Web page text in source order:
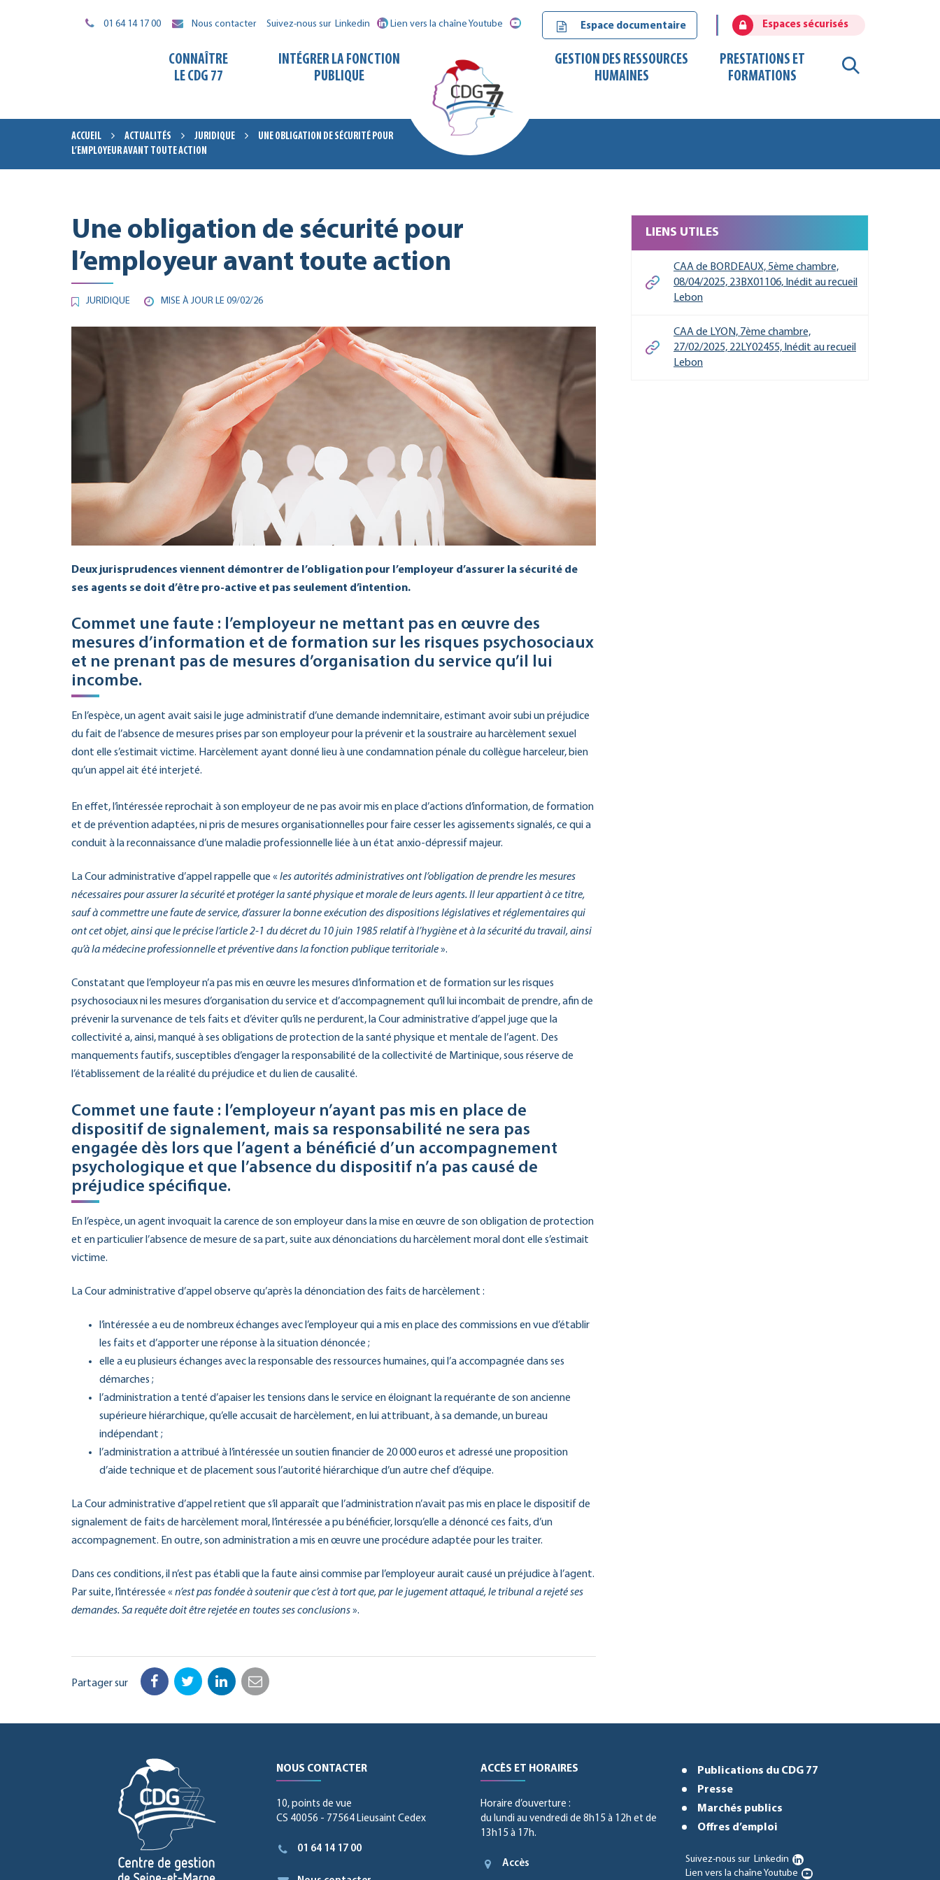
01 64 14 17 00 Nous contacter Suivez-nous sur Linkedin Lien vers la chaîne Youtube Espace documentaire Espaces sécurisés
CDG
77
CONNAÎTRE
LE CDG 77
INTÉGRER LA FONCTION
PUBLIQUE
GESTION DES RESSOURCES
HUMAINES
PRESTATIONS ET
FORMATIONS
ACCUEIL ACTUALITÉS JURIDIQUE
UNE OBLIGATION DE SÉCURITÉ POUR
L’EMPLOYEUR AVANT TOUTE ACTION
Une obligation de sécurité pour
l’employeur avant toute action
JURIDIQUE MISE À JOUR LE 09/02/26
Deux jurisprudences viennent démontrer de l’obligation pour l’employeur d’assurer la sécurité de
ses agents se doit d’être pro-active et pas seulement d’intention.
Commet une faute : l’employeur ne mettant pas en œuvre des
mesures d’information et de formation sur les risques psychosociaux
et ne prenant pas de mesures d’organisation du service qu’il lui
incombe.
En l’espèce, un agent avait saisi le juge administratif d’une demande indemnitaire, estimant avoir subi un préjudice
du fait de l’absence de mesures prises par son employeur pour la prévenir et la soustraire au harcèlement sexuel
dont elle s’estimait victime. Harcèlement ayant donné lieu à une condamnation pénale du collègue harceleur, bien
qu’un appel ait été interjeté.
En effet, l’intéressée reprochait à son employeur de ne pas avoir mis en place d’actions d’information, de formation
et de prévention adaptées, ni pris de mesures organisationnelles pour faire cesser les agissements signalés, ce qui a
conduit à la reconnaissance d’une maladie professionnelle liée à un état anxio-dépressif majeur.
La Cour administrative d’appel rappelle que « les autorités administratives ont l’obligation de prendre les mesures
nécessaires pour assurer la sécurité et protéger la santé physique et morale de leurs agents. Il leur appartient à ce titre,
sauf à commettre une faute de service, d’assurer la bonne exécution des dispositions législatives et réglementaires qui
ont cet objet, ainsi que le précise l’article 2-1 du décret du 10 juin 1985 relatif à l’hygiène et à la sécurité du travail, ainsi
qu’à la médecine professionnelle et préventive dans la fonction publique territoriale».
Constatant que l’employeur n’a pas mis en œuvre les mesures d’information et de formation sur les risques
psychosociaux ni les mesures d’organisation du service et d’accompagnement qu’il lui incombait de prendre, afin de
prévenir la survenance de tels faits et d’éviter qu’ils ne perdurent, la Cour administrative d’appel juge que la
collectivité a, ainsi, manqué à ses obligations de protection de la santé physique et mentale de l’agent. Des
manquements fautifs, susceptibles d’engager la responsabilité de la collectivité de Martinique, sous réserve de
l’établissement de la réalité du préjudice et du lien de causalité.
Commet une faute : l’employeur n’ayant pas mis en place de
dispositif de signalement, mais sa responsabilité ne sera pas
engagée dès lors que l’agent a bénéficié d’un accompagnement
psychologique et que l’absence du dispositif n’a pas causé de
préjudice spécifique.
En l’espèce, un agent invoquait la carence de son employeur dans la mise en œuvre de son obligation de protection
et en particulier l’absence de mesure de sa part, suite aux dénonciations du harcèlement moral dont elle s’estimait
victime.
La Cour administrative d’appel observe qu’après la dénonciation des faits de harcèlement :
l’intéressée a eu de nombreux échanges avec l’employeur qui a mis en place des commissions en vue d’établir
les faits et d’apporter une réponse à la situation dénoncée ;
elle a eu plusieurs échanges avec la responsable des ressources humaines, qui l’a accompagnée dans ses
démarches ;
l’administration a tenté d’apaiser les tensions dans le service en éloignant la requérante de son ancienne
supérieure hiérarchique, qu’elle accusait de harcèlement, en lui attribuant, à sa demande, un bureau
indépendant ;
l’administration a attribué à l’intéressée un soutien financier de 20 000 euros et adressé une proposition
d’aide technique et de placement sous l’autorité hiérarchique d’un autre chef d’équipe.
La Cour administrative d’appel retient que s’il apparaît que l’administration n’avait pas mis en place le dispositif de
signalement de faits de harcèlement moral, l’intéressée a pu bénéficier, lorsqu’elle a dénoncé ces faits, d’un
accompagnement. En outre, son administration a mis en œuvre une procédure adaptée pour les traiter.
Dans ces conditions, il n’est pas établi que la faute ainsi commise par l’employeur aurait causé un préjudice à l’agent.
Par suite, l’intéressée « n’est pas fondée à soutenir que c’est à tort que, par le jugement attaqué, le tribunal a rejeté ses
demandes. Sa requête doit être rejetée en toutes ses conclusions».
LIENS UTILES
CAA de BORDEAUX, 5ème chambre,
08/04/2025, 23BX01106, Inédit au recueil
Lebon
CAA de LYON, 7ème chambre,
27/02/2025, 22LY02455, Inédit au recueil
Lebon
Partager sur Facebook
TwitterLinkedIn
Email
NOUS CONTACTER
10, points de vue
CS 40056 - 77564 Lieusaint Cedex
01 64 14 17 00
ACCÈS ET HORAIRES
Horaire d’ouverture :
du lundi au vendredi de 8h15 à 12h et de
13h15 à 17h.
Accès
Publications du CDG 77
Presse
Marchés publics
Offres d’emploi
Suivez-nous sur Linkedin
Lien vers la chaîne Youtube